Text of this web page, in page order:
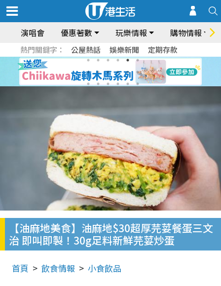
演唱會 優惠著數 玩樂情報 購物情報
熱門關鍵字： 公屋熱話 娛樂新聞 定期存款
【油麻地美食】油麻地$30超厚芫荽餐蛋三文
治 即叫即製！30g足料新鮮芫荽炒蛋
首頁 飲食情報 小食飲品